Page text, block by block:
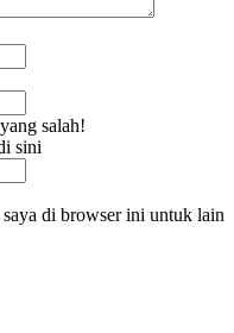
salah!
sini
di browser ini untuk lain